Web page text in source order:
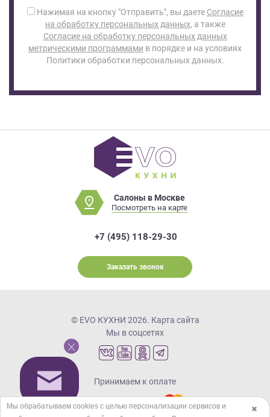
Нажимая на кнопку "Отправить", вы даете Согласие
на обработку персональных данных, а также
Согласие на обработку персональных данных
метрическими программами в порядке и на условиях
Политики обработки персональных данных.
Салоны в Москве
Посмотреть на карте
+7 (495) 118-29-30
Заказать звонок
© EVO КУХНИ 2026. Карта сайта
Мы в соцсетях
Принимаем к оплате
✖
Мы обрабатываем cookies с целью персонализации сервисов и